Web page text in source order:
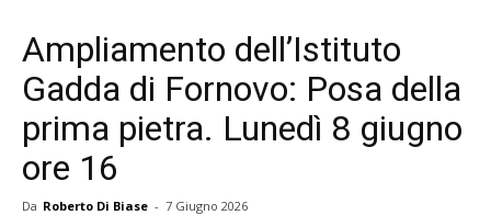
Ampliamento dell’Istituto
Gadda di Fornovo: Posa della
prima pietra. Lunedì 8 giugno
ore 16
Da Roberto Di Biase - 7 Giugno 2026